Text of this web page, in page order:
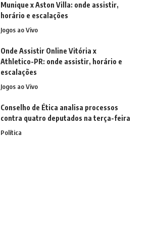
Munique x Aston Villa: onde assistir,
horário e escalações
Jogos ao Vivo
Onde Assistir Online Vitória x
Athletico-PR: onde assistir, horário e
escalações
Jogos ao Vivo
Conselho de Ética analisa processos
contra quatro deputados na terça-feira
Política